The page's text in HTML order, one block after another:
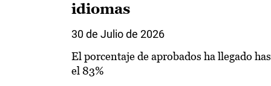
idiomas
30 de Julio de 2026
El porcentaje de aprobados ha llegado
el 83%